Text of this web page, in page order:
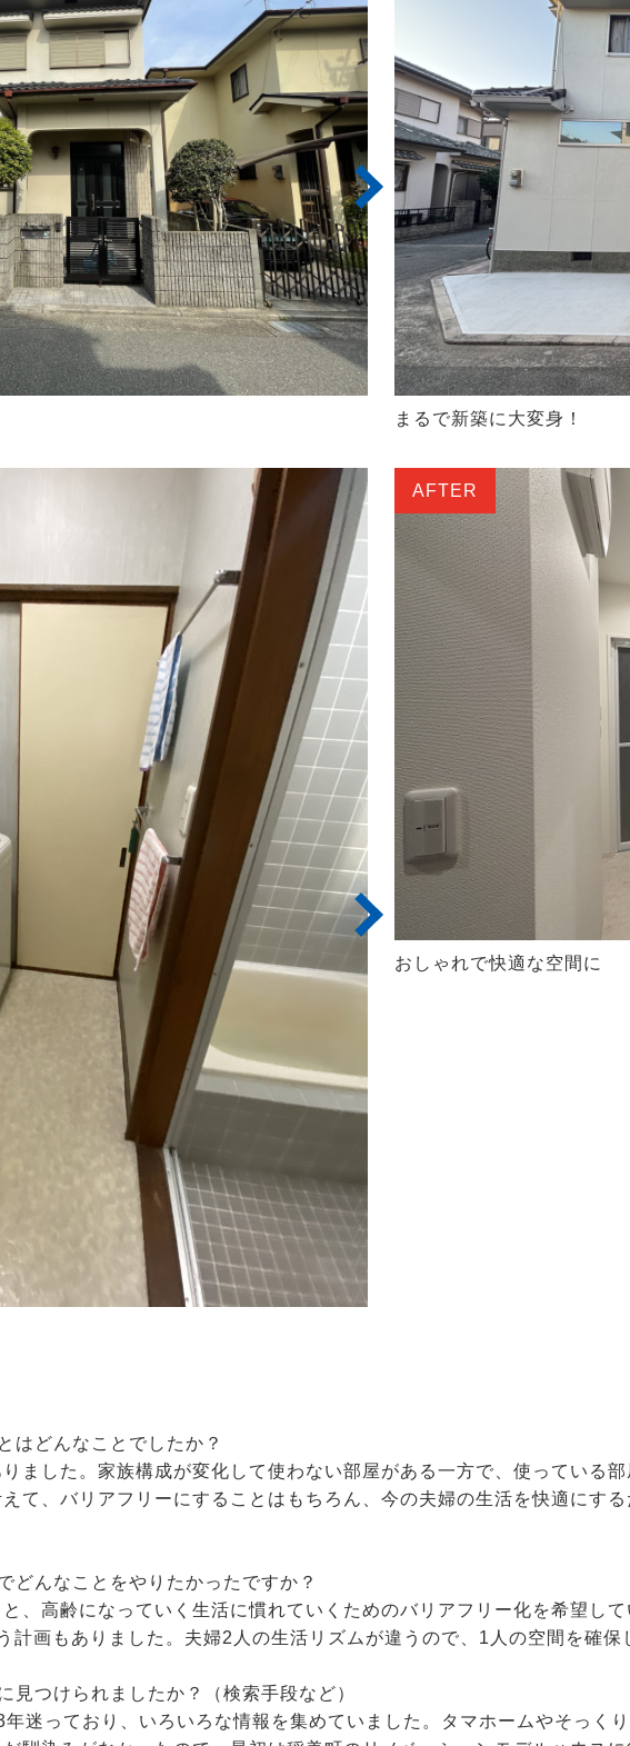
まるで新築に大変身！
AFTER
おしゃれで快適な空間に
はどんなことでしたか？
ました。家族構成が変化して使わない部屋がある一方で、使っている
て、バリアフリーにすることはもちろん、今の夫婦の生活を快適にす
どんなことをやりたかったですか？
、高齢になっていく生活に慣れていくためのバリアフリー化を希望し
計画もありました。夫婦2人の生活リズムが違うので、1人の空間を確
見つけられましたか？（検索手段など）
迷っており、いろいろな情報を集めていました。タマホームやそっく